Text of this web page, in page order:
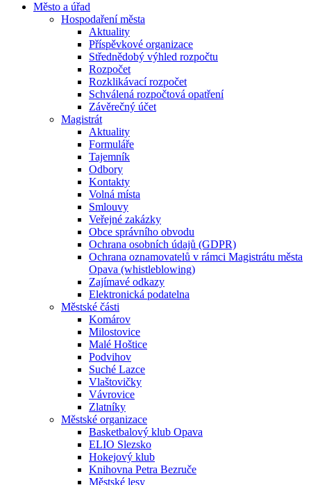
Město a úřad
Hospodaření města
Aktuality
Příspěvkové organizace
Střednědobý výhled rozpočtu
Rozpočet
Rozklikávací rozpočet
Schválená rozpočtová opatření
Závěrečný účet
Magistrát
Aktuality
Formuláře
Tajemník
Odbory
Kontakty
Volná místa
Smlouvy
Veřejné zakázky
Obce správního obvodu
Ochrana osobních údajů (GDPR)
Ochrana oznamovatelů v rámci Magistrátu města
Opava (whistleblowing)
Zajímavé odkazy
Elektronická podatelna
Městské části
Komárov
Milostovice
Malé Hoštice
Podvihov
Suché Lazce
Vlaštovičky
Vávrovice
Zlatníky
Městské organizace
Basketbalový klub Opava
ELIO Slezsko
Hokejový klub
Knihovna Petra Bezruče
Městské lesy